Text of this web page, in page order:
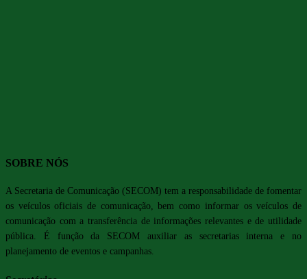
SOBRE NÓS
A Secretaria de Comunicação (SECOM) tem a responsabilidade de fomentar
os veículos oficiais de comunicação, bem como informar os veículos de
comunicação com a transferência de informações relevantes e de utilidade
pública. É função da SECOM auxiliar as secretarias interna e no
planejamento de eventos e campanhas.